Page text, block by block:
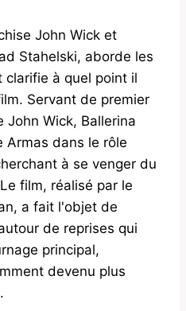
John Wick et
Stahelski, aborde les
clarifie à quel point il
Servant de premier
John Wick, Ballerina
Armas dans le rôle
à se venger du
film, réalisé par le
a fait l'objet de
de reprises qui
principal,
devenu plus